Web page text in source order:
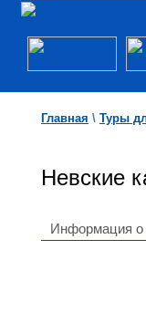
Главная \ Туры
Невские
Информация о